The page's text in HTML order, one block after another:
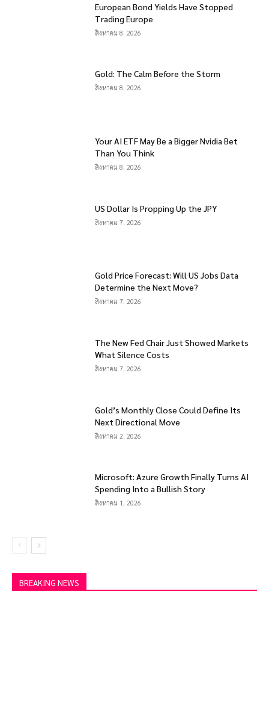
European Bond Yields Have Stopped
Trading Europe
สิงหาคม 8, 2026
Gold: The Calm Before the Storm
สิงหาคม 8, 2026
Your AI ETF May Be a Bigger Nvidia Bet
Than You Think
สิงหาคม 8, 2026
US Dollar Is Propping Up the JPY
สิงหาคม 7, 2026
Gold Price Forecast: Will US Jobs Data
Determine the Next Move?
สิงหาคม 7, 2026
The New Fed Chair Just Showed Markets
What Silence Costs
สิงหาคม 7, 2026
Gold’s Monthly Close Could Define Its
Next Directional Move
สิงหาคม 2, 2026
Microsoft: Azure Growth Finally Turns AI
Spending Into a Bullish Story
สิงหาคม 1, 2026
BREAKING NEWS